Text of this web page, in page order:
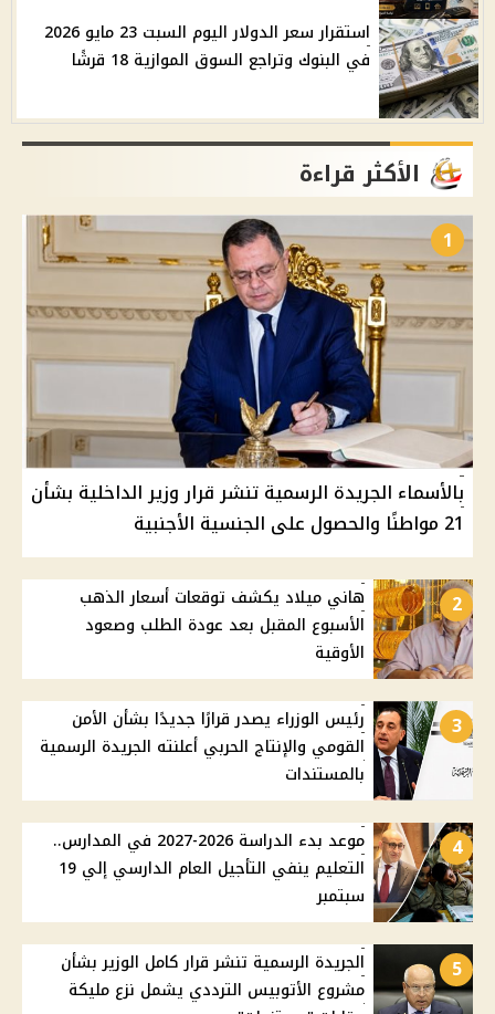
استقرار سعر الدولار اليوم السبت 23 مايو 2026
في البنوك وتراجع السوق الموازية 18 قرشًا
الأكثر قراءة
1
بالأسماء الجريدة الرسمية تنشر قرار وزير الداخلية بشأن
21 مواطنًا والحصول على الجنسية الأجنبية
2
هاني ميلاد يكشف توقعات أسعار الذهب
الأسبوع المقبل بعد عودة الطلب وصعود
الأوقية
3
رئيس الوزراء يصدر قرارًا جديدًا بشأن الأمن
القومي والإنتاج الحربي أعلنته الجريدة الرسمية
بالمستندات
4
موعد بدء الدراسة 2026-2027 في المدارس..
التعليم ينفي التأجيل العام الدارسي إلي 19
سبتمبر
5
الجريدة الرسمية تنشر قرار كامل الوزير بشأن
مشروع الأتوبيس الترددي يشمل نزع مليكة